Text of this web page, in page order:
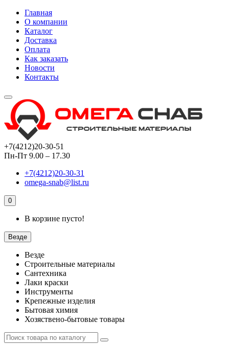
Главная
О компании
Каталог
Доставка
Оплата
Как заказать
Новости
Контакты
+7(4212)20-30-51
Пн-Пт 9.00 – 17.30
+7(4212)20-30-31
omega-snab@list.ru
0
В корзине пусто!
Везде
Везде
Строительные материалы
Сантехника
Лаки краски
Инструменты
Крепежные изделия
Бытовая химия
Хозяствено-бытовые товары